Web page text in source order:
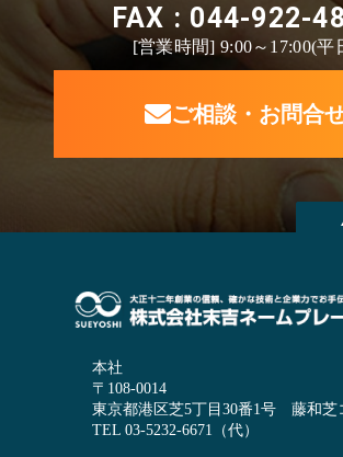
FAX : 044-922-
[営業時間] 9:00～17:00(平
ご相談・お問合
本社
〒108-0014
東京都港区芝5丁目30番1号 藤和芝
TEL 03-5232-6671（代）